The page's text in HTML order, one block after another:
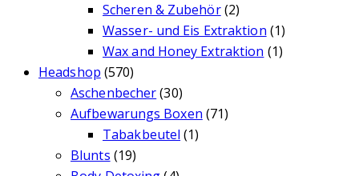
Scheren & Zubehör(2)
Wasser- und Eis Extraktion (1)
Wax and Honey Extraktion (1)
Headshop (570)
Aschenbecher(30)
Aufbewarungs Boxen (71)
Tabakbeutel (1)
Blunts (19)